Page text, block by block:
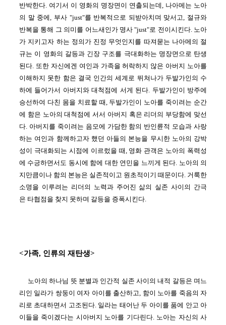
반박한다. 여기서 이 영화의 명장면이 연출되는데, 나아메는 노아
의 말 중에, 부사 "just"를 반복적으로 되받아치며 맞서고, 절규와
반복을 통해 그 의미를 어느새인가 명사 "just"로 전이시킨다. 노아
가 지키고자 하는 정의가 진정 무엇인지를 따져묻는 나아메의 절
규는 이 영화의 갈등과 긴장 구조를 극대화하는 명장면으로 탄생
된다. 또한 자신에겐 여인과 가족을 허락하지 않은 아버지 노아를
이해하지 못한 함은 결국 인간의 세계로 뛰쳐나가 두발가인의 수
하에 들어가서 아버지와 대척점에 서게 된다. 두발가인이 방주에
승선하여 다친 몸을 치료할 때, 두발가인이 노아를 죽이려는 순간
에 함은 노아의 대척점에 서서 아버지 혹은 리더의 부당함에 맞선
다. 아버지를 죽이려는 음모에 가담한 함의 반인륜적 모습과 사랑
하는 여인과 함께하고자 했던 아들의 본능을 무시한 노아의 강박
성이 극대화되는 시점에 이르렀을 때, 영화 관객은 노아의 폭력성
에 수긍하면서도 동시에 함에 대한 연민을 느끼게 된다. 노아의 의
지만큼이나 함의 본능은 실존적이고 원초적이기 때문이다. 거룩한
소명을 이루려는 리더의 노력과 주어진 삶의 실존 사이의 간극
은 타협점을 찾지 못하며 갈등을 증폭시킨다.
<가족, 인류의 재탄생>
노아의 하나님 뜻 분별과 인간적 실존 사이의 내적 갈등은 며느
리인 일라가 쌍둥이 여자 아이를 출산하고, 함이 노아를 죽음의 자
리로 초대하면서 고조된다. 일라는 태어난 두 아이를 품에 안고 아
이들을 죽이겠다는 시아버지 노아를 기다린다. 노아는 자신의 사